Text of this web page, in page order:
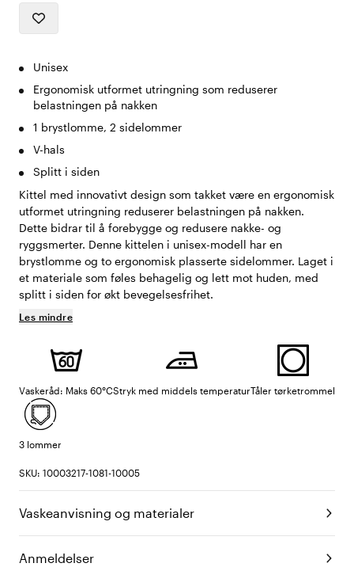
Unisex
Ergonomisk utformet utringning som reduserer
belastningen på nakken
1 brystlomme, 2 sidelommer
V-hals
Splitt i siden
Kittel med innovativt design som takket være en ergonomisk
utformet utringning reduserer belastningen på nakken.
Dette bidrar til å forebygge og redusere nakke- og
ryggsmerter. Denne kittelen i unisex-modell har en
brystlomme og to ergonomisk plasserte sidelommer. Laget i
et materiale som føles behagelig og lett mot huden, med
splitt i siden for økt bevegelsesfrihet.
Les mindre
Vaskeråd: Maks 60°CStryk med middels temperaturTåler tørketrommel
3 lommer
SKU: 10003217-1081-10005
Vaskeanvisning og materialer
Anmeldelser